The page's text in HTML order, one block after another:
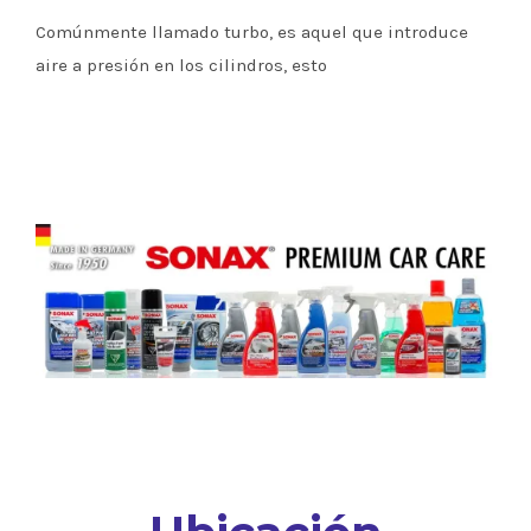
Comúnmente llamado turbo, es aquel que introduce
aire a presión en los cilindros, esto